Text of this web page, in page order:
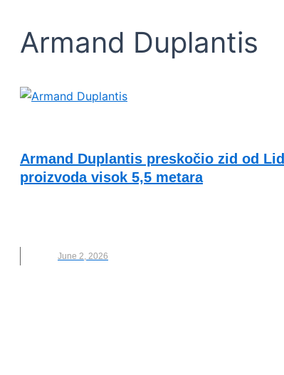
Armand Duplantis
Armand Duplantis preskočio zid od Lidl
proizvoda visok 5,5 metara
June 2, 2026